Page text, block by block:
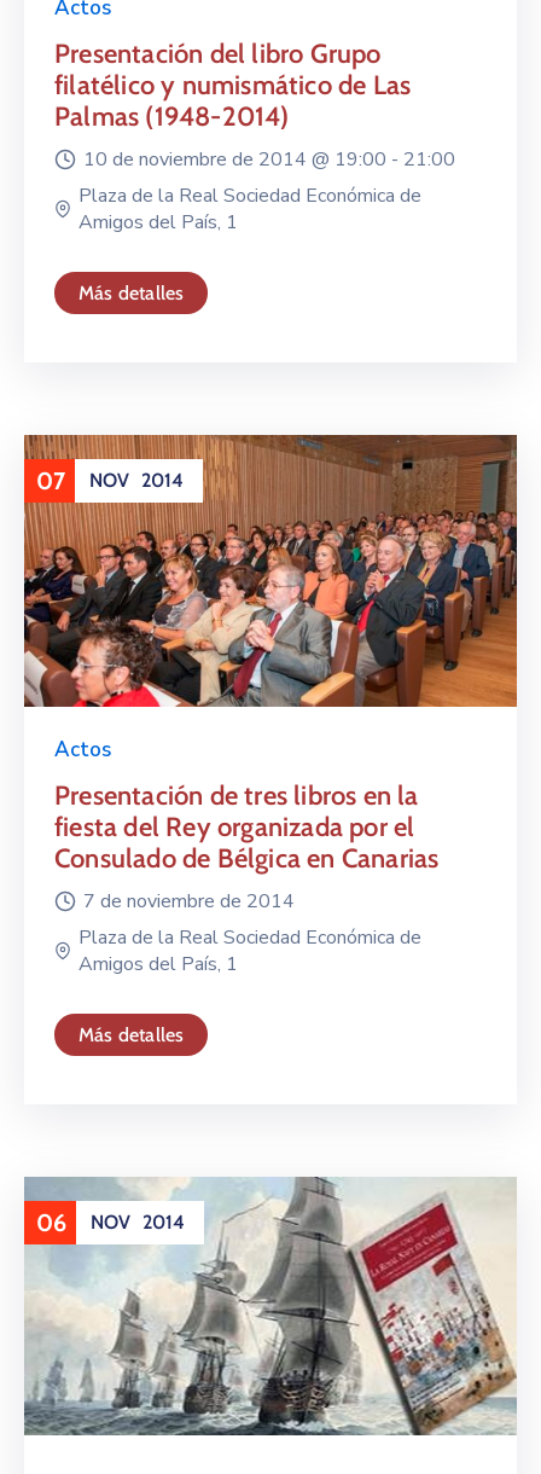
Actos
Presentación del libro Grupo
filatélico y numismático de Las
Palmas (1948-2014)
10 de noviembre de 2014 @ 19:00 - 21:00
Plaza de la Real Sociedad Económica de
Amigos del País, 1
Más detalles
07 NOV 2014
Actos
Presentación de tres libros en la
fiesta del Rey organizada por el
Consulado de Bélgica en Canarias
7 de noviembre de 2014
Plaza de la Real Sociedad Económica de
Amigos del País, 1
Más detalles
06 NOV 2014